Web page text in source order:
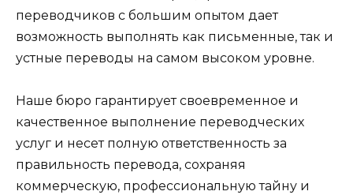
переводчиков с большим опытом дает
возможность выполнять как письменные, так и
устные переводы на самом высоком уровне.
Наше бюро гарантирует своевременное и
качественное выполнение переводческих
услуг и несет полную ответственность за
правильность перевода, сохраняя
коммерческую, профессиональную тайну и